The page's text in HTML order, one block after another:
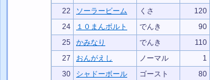
22
ソーラービーム くさ 120
24
１０まんボルト でんき 90
25
かみなり でんき 110
27
おんがえし ノーマル 1
30
シャドーボール ゴースト 80